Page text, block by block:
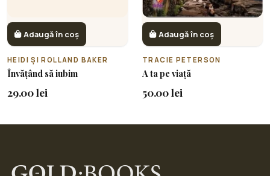
Adaugă în coș
HEIDI ȘI ROLLAND BAKER
Învățând să iubim
29.00 lei
Adaugă în coș
TRACIE PETERSON
A ta pe viață
50.00 lei